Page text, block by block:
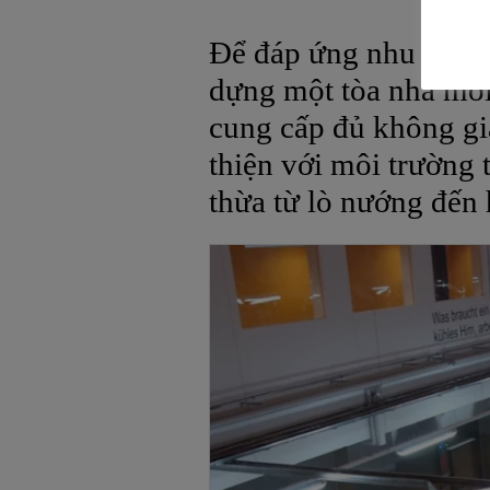
Để đáp ứng nhu cầu
dựng một tòa nhà
cung cấp đủ không
thiện với môi trường
thừa từ lò nướng đến